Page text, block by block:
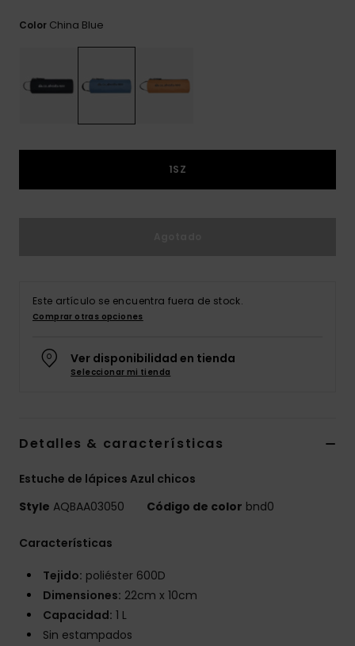
Color China Blue
1SZ
Este artículo se encuentra fuera de stock.
Comprar otras opciones
Ver disponibilidad en tienda
Seleccionar mi tienda
Detalles & características
Estuche de lápices Azul chicos
Style AQBAA03050 Código de color bnd0
Características
Tejido: poliéster 600D
Dimensiones: 22cm x 10cm
Capacidad: 1 L
Sin estampados